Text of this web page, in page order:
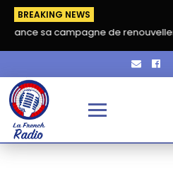
BREAKING NEWS
de renouvellement 2026‑2027